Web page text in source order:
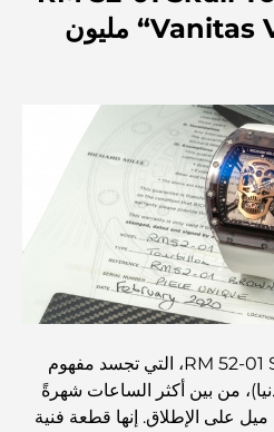
Dubai Vision 2040 - Green
and a
خلابة: مزيج مثالي من المذاق
الساحرة
تجربة طعام استثنائية في دبي
جميرا لعام 2026
مدينة دبي: تذوق إيطاليا في قلب
“Vanitas Vanitatum”: 5.7 مليون
تُعد ساعة RM 52-01 Skull Tourbillon، التي تجسد مفهوم
من بين أكثر الساعات شهرةً
على الإطلاق. إنها قطعة فنية